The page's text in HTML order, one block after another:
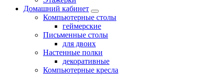
Домашний кабинет
Компьютерные столы
геймерские
Письменные столы
для двоих
Настенные полки
декоративные
Компьютерные кресла